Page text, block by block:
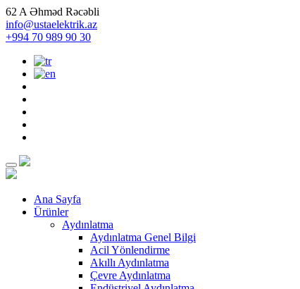
62 A Əhməd Rəcəbli
info@ustaelektrik.az
+994 70 989 90 30
Ana Sayfa
Ürünler
Aydınlatma
Aydınlatma Genel Bilgi
Acil Yönlendirme
Akıllı Aydınlatma
Çevre Aydınlatma